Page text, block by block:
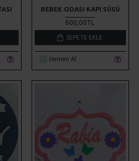
SEPETE EKLE
Hemen Al
Atolyem Makrome